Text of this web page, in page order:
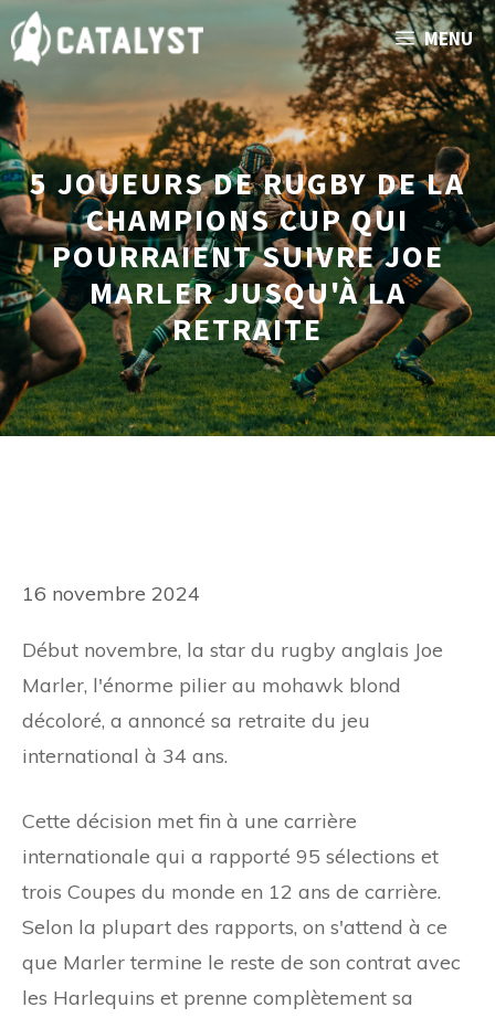
Aller
au
contenu
MENU
5 JOUEURS DE RUGBY DE LA
CHAMPIONS CUP QUI
POURRAIENT SUIVRE JOE
MARLER JUSQU'À LA
RETRAITE
16 novembre 2024
Début novembre, la star du rugby anglais Joe
Marler, l'énorme pilier au mohawk blond
décoloré, a annoncé sa retraite du jeu
international à 34 ans.
Cette décision met fin à une carrière
internationale qui a rapporté 95 sélections et
trois Coupes du monde en 12 ans de carrière.
Selon la plupart des rapports, on s'attend à ce
que Marler termine le reste de son contrat avec
les Harlequins et prenne complètement sa